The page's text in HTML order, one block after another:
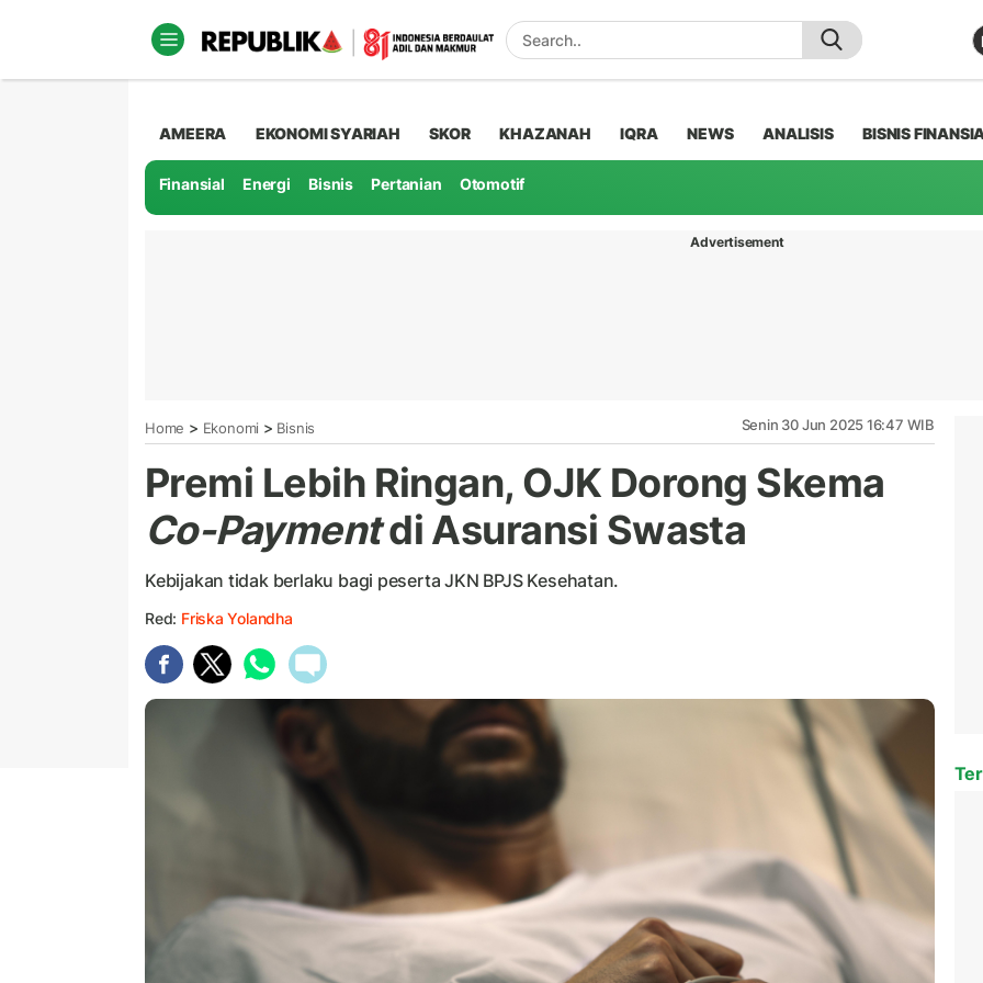
AMEERA EKONOMI SYARIAH SKOR KHAZANAH IQRA NEWS ANALISIS BISNIS
Finansial Energi Bisnis Pertanian Otomotif
Advertisement
Home > Ekonomi > Bisnis Senin 30 Jun 2025 16:47 WIB
Premi Lebih Ringan, OJK Dorong Skema
Co-Paymentdi Asuransi Swasta
Kebijakan tidak berlaku bagi peserta JKN BPJS Kesehatan.
Red: Friska Yolandha